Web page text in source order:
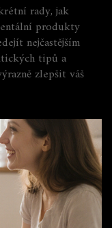
rady, jak
produkty
nejčastějším
tipů a
zlepšit váš